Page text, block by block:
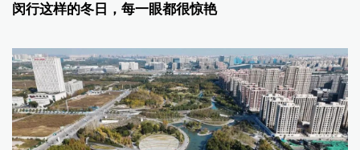
闵行这样的冬日，每一眼都很惊艳